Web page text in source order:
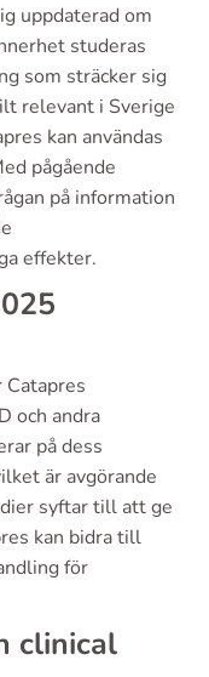
uppdaterad om
studeras
som sträcker sig
relevant i Sverige
kan användas
pågående
på information
effekter.
och andra
på dess
är avgörande
syftar till att ge
kan bidra till
för
clinical